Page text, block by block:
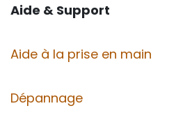
Aide & Support
Aide à la prise en main
Dépannage